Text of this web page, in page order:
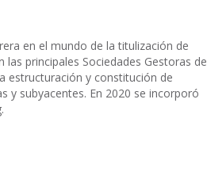
en el mundo de la titulización de
principales Sociedades Gestoras de
estructuración y constitución de
y subyacentes. En 2020 se incorporó